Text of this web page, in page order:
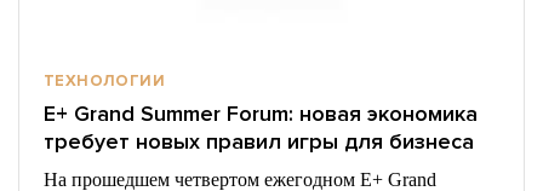
ТЕХНОЛОГИИ
E+ Grand Summer Forum: новая экономика
требует новых правил игры для бизнеса
На прошедшем четвертом ежегодном E+ Grand